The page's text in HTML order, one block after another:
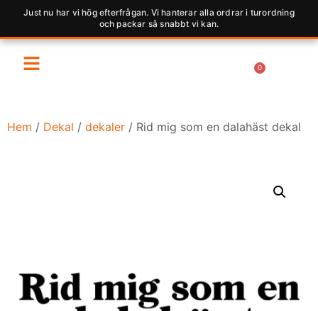
Just nu har vi hög efterfrågan. Vi hanterar alla ordrar i turordning
och packar så snabbt vi kan.
0
Hem / Dekal / dekaler / Rid mig som en dalahäst dekal